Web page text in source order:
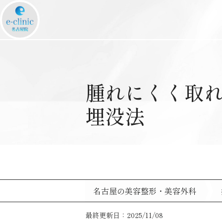
腫れにくく取
埋没法
名古屋の美容整形・美容外科
最終更新日：2025/11/08